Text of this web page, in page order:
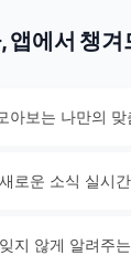
앱에서 챙겨
아보는 나만의 맞
로운 소식 실시
지 않게 알려주